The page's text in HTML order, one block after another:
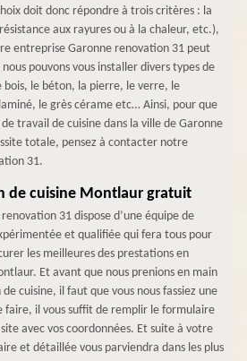
doit donc répondre à trois critères : la
aux rayures ou à la chaleur, etc.),
entreprise Garonne renovation 31 peut
pouvons vous installer divers types de
bois, le béton, la pierre, le verre, le
le grès cérame etc… Ainsi, pour que
travail de cuisine dans la ville de Garonne
totale, pensez à contacter notre
31.
de cuisine Montlaur gratuit
31 dispose d’une équipe de
et qualifiée qui fera tous pour
les meilleures des prestations en
Et avant que nous prenions en main
cuisine, il faut que vous nous fassiez une
faire, il vous suffit de remplir le formulaire
avec vos coordonnées. Et suite à votre
et détaillée vous parviendra dans les plus